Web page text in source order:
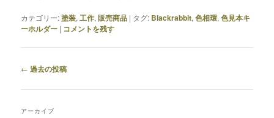
カテゴリー:塗装,工作,販売商品 | タグ: Blackrabbit,色相環,色見本キ
ーホルダー | コメントを残す
投
ナ
← 過去の投稿
アーカイブ